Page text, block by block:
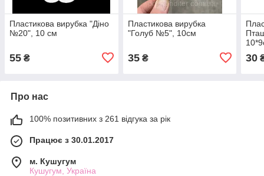
Пластикова вирубка "Діно
№20", 10 см
55 ₴
Пластикова вирубка
"Голуб №5", 10см
35₴ 30
Про нас
100% позитивних з 261 відгука за рік
Працює з 30.01.2017
м. Кушугум
Кушугум, Україна